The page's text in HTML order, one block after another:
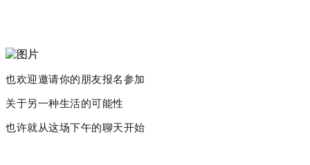
也欢迎邀请你的朋友报名参加
关于另一种生活的可能性
也许就从这场下午的聊天开始